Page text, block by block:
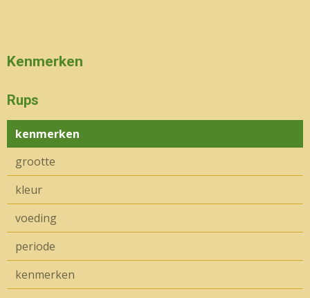
Kenmerken
Rups
kenmerken
grootte
kleur
voeding
periode
kenmerken